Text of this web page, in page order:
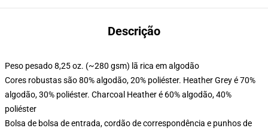
Descrição
Peso pesado 8,25 oz. (~280 gsm) lã rica em algodão
Cores robustas são 80% algodão, 20% poliéster. Heather Grey é 70%
algodão, 30% poliéster. Charcoal Heather é 60% algodão, 40%
poliéster
Bolsa de bolsa de entrada, cordão de correspondência e punhos de